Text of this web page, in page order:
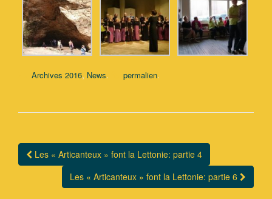
Archives 2016, News. permalien.
Navigation Article
Les « Articanteux » font la Lettonie: partie 4
Les « Articanteux » font la Lettonie: partie 6